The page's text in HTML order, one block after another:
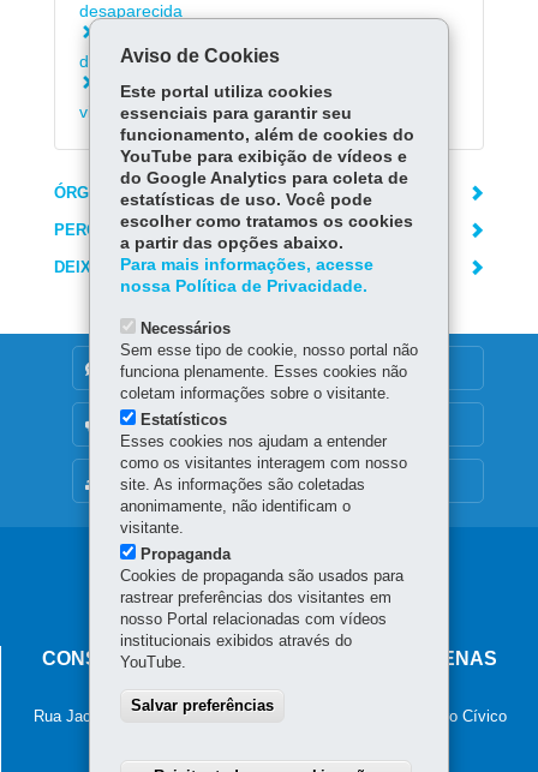
desaparecida
doméstica e familiar contra mulher
Acionar Botão do Pânico virtual - vítimas de
violência doméstica
ÓRGÃO RESPONSÁVEL
PERGUNTAS FREQUENTES
DEIXE SUA OPINIÃO
MAPA DO SITE
DENUNCIE CORRUPÇÃO
OUVIDORIA
Navegação
principal
CONSELHO ESTADUAL DOS POVOS INDÍGENAS
Palácio das Araucárias
Rua Jacy Loureiro de Campos, s/n - 2º Andar - Ala A - Centro Cívico
41 4009-3600
Aviso de Cookies
Este portal utiliza cookies
essenciais para garantir seu
funcionamento, além de cookies do
YouTube para exibição de vídeos e
do Google Analytics para coleta de
estatísticas de uso. Você pode
escolher como tratamos os cookies
a partir das opções abaixo.
Para mais informações, acesse
nossa Política de Privacidade.
Necessários
Sem esse tipo de cookie, nosso portal não
funciona plenamente. Esses cookies não
coletam informações sobre o visitante.
Estatísticos
Esses cookies nos ajudam a entender
como os visitantes interagem com nosso
site. As informações são coletadas
anonimamente, não identificam o
visitante.
Propaganda
Cookies de propaganda são usados para
rastrear preferências dos visitantes em
nosso Portal relacionadas com vídeos
institucionais exibidos através do
YouTube.
Salvar preferências